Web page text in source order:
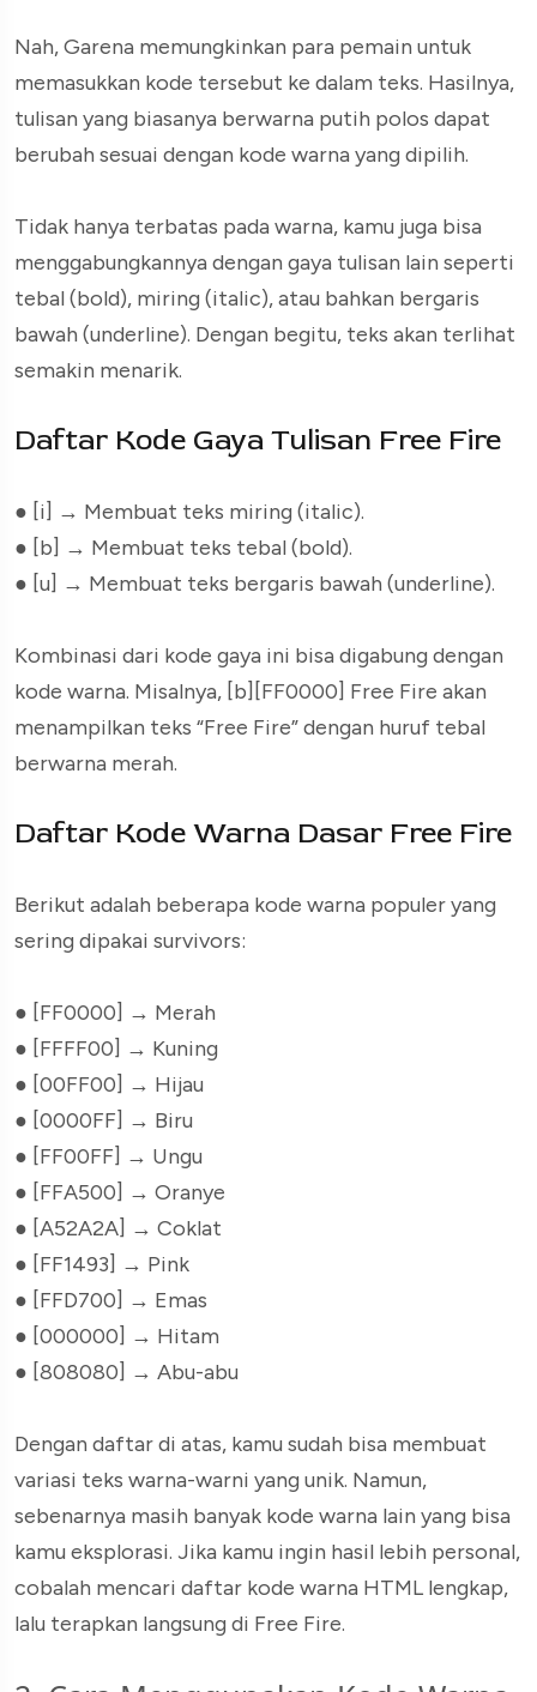
Nah, Garena memungkinkan para pemain untuk
memasukkan kode tersebut ke dalam teks. Hasilnya,
tulisan yang biasanya berwarna putih polos dapat
berubah sesuai dengan kode warna yang dipilih.
Tidak hanya terbatas pada warna, kamu juga bisa
menggabungkannya dengan gaya tulisan lain seperti
tebal (bold), miring (italic), atau bahkan bergaris
bawah (underline). Dengan begitu, teks akan terlihat
semakin menarik.
Daftar Kode Gaya Tulisan Free Fire
● [i] → Membuat teks miring (italic).
● [b] → Membuat teks tebal (bold).
● [u] → Membuat teks bergaris bawah (underline).
Kombinasi dari kode gaya ini bisa digabung dengan
kode warna. Misalnya, [b][FF0000] Free Fire akan
menampilkan teks “Free Fire” dengan huruf tebal
berwarna merah.
Daftar Kode Warna Dasar Free Fire
Berikut adalah beberapa kode warna populer yang
sering dipakai survivors:
● [FF0000] → Merah
● [FFFF00] → Kuning
● [00FF00] → Hijau
● [0000FF] → Biru
● [FF00FF] → Ungu
● [FFA500] → Oranye
● [A52A2A] → Coklat
● [FF1493] → Pink
● [FFD700] → Emas
● [000000] → Hitam
● [808080] → Abu-abu
Dengan daftar di atas, kamu sudah bisa membuat
variasi teks warna-warni yang unik. Namun,
sebenarnya masih banyak kode warna lain yang bisa
kamu eksplorasi. Jika kamu ingin hasil lebih personal,
cobalah mencari daftar kode warna HTML lengkap,
lalu terapkan langsung di Free Fire.